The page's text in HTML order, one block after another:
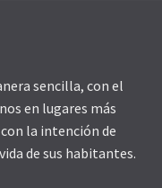
sencilla, con el
en lugares más
la intención de
de sus habitantes.